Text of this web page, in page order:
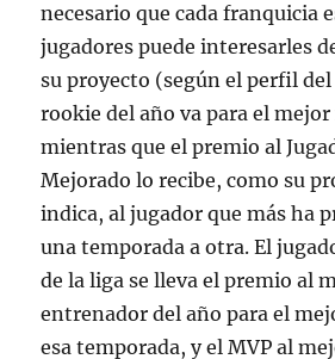
necesario que cada franquicia
jugadores puede interesarles
su proyecto (según el perfil
rookie del año va para el
mientras que el premio al
Mejorado lo recibe, como su
indica, al jugador que más ha
una temporada a otra. El
de la liga se lleva el premio al
entrenador del año para el
esa temporada, y el MVP al